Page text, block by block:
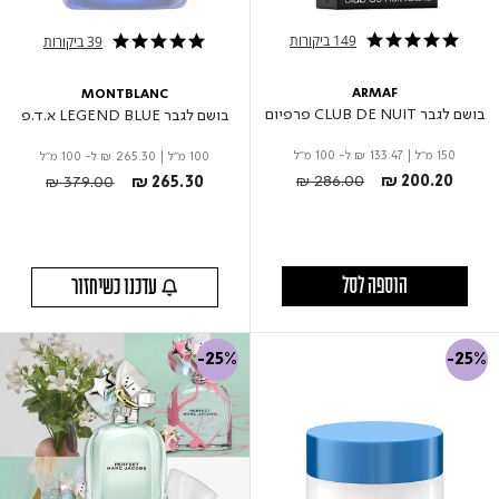
4.9 star rating 149 ביקורות
ARMAF
בושם לגבר CLUB DE NUIT פרפיום
150 מ"ל ₪ 133.47 ל- 100 מ"ל
₪ 200.20
Price reduced from
₪ 286.00to
הוספה לסל
5.0 star rating 39 ביקורות
MONTBLANC
בושם לגבר LEGEND BLUE א.ד.פ
100 מ"ל ₪ 265.30 ל- 100 מ"ל
₪ 265.30
Price reduced from
₪ 379.00to
-25%
-25%